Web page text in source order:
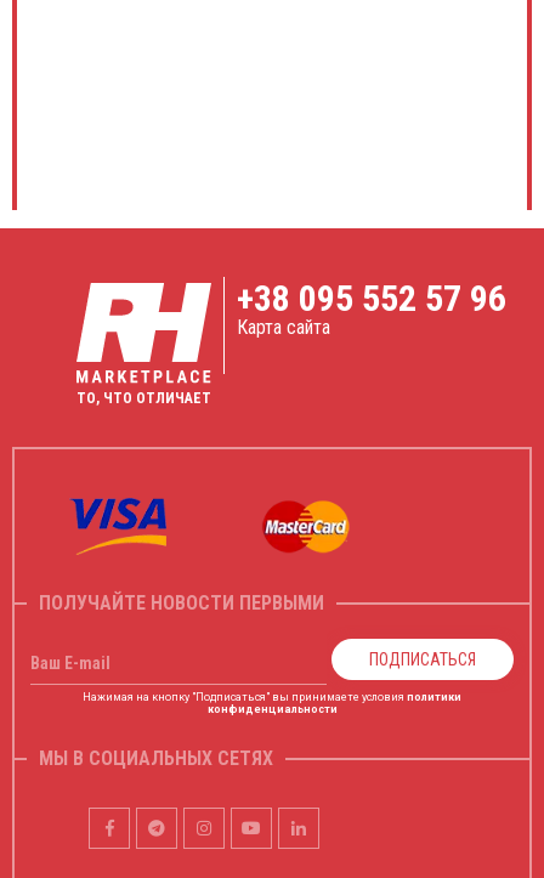
ТО, ЧТО ОТЛИЧАЕТ
+38 095 552 57 96
Карта сайта
ПОЛУЧАЙТЕ НОВОСТИ ПЕРВЫМИ
Ваш E-mail ПОДПИСАТЬСЯ
Нажимая на кнопку "Подписаться" вы принимаете условия политики
конфиденциальности
МЫ В СОЦИАЛЬНЫХ СЕТЯХ